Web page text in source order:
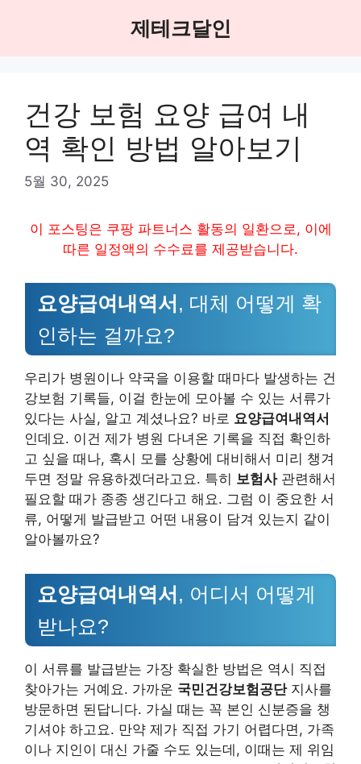
제테크달인
건강 보험 요양 급여 내
역 확인 방법 알아보기
5월 30, 2025
이 포스팅은 쿠팡 파트너스 활동의 일환으로, 이에
따른 일정액의 수수료를 제공받습니다.
요양급여내역서 , 대체 어떻게 확
인하는 걸까요?
우리가 병원이나 약국을 이용할 때마다 발생하는 건
강보험 기록들, 이걸 한눈에 모아볼 수 있는 서류가
있다는 사실, 알고 계셨나요? 바로 요양급여내역서
인데요. 이건 제가 병원 다녀온 기록을 직접 확인하
고 싶을 때나, 혹시 모를 상황에 대비해서 미리 챙겨
두면 정말 유용하겠더라고요. 특히 보험사관련해서
필요할 때가 종종 생긴다고 해요. 그럼 이 중요한 서
류, 어떻게 발급받고 어떤 내용이 담겨 있는지 같이
알아볼까요?
요양급여내역서 , 어디서 어떻게
받나요?
이 서류를 발급받는 가장 확실한 방법은 역시 직접
찾아가는 거예요. 가까운 국민건강보험공단지사를
방문하면 된답니다. 가실 때는 꼭 본인 신분증을 챙
기셔야 하고요. 만약 제가 직접 가기 어렵다면, 가족
이나 지인이 대신 가줄 수도 있는데, 이때는 제 위임